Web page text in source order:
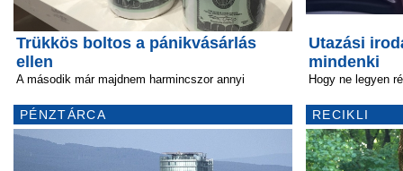
Trükkös boltos a pánikvásárlás
ellen
A második már majdnem harmincszor annyi
PÉNZTÁRCA
Utazási
mindenki
Hogy ne legyen
RECIKLI